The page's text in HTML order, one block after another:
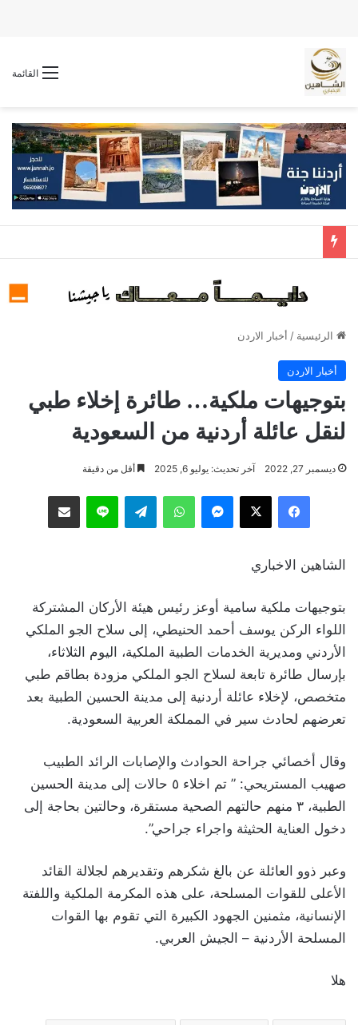
القائمة
الرئيسية / أخبار الاردن
أخبار الاردن
بتوجيهات ملكية… طائرة إخلاء طبي
لنقل عائلة أردنية من السعودية
ديسمبر 27, 2022 آخر تحديث: يوليو 6, 2025 أقل من دقيقة
فيسبوك ‫X ماسنجر واتساب تيلقرام لاين مشاركة عبر البريد
الشاهين الاخباري
بتوجيهات ملكية سامية أوعز رئيس هيئة الأركان المشتركة
اللواء الركن يوسف أحمد الحنيطي، إلى سلاح الجو الملكي
الأردني ومديرية الخدمات الطبية الملكية، اليوم الثلاثاء،
بإرسال طائرة تابعة لسلاح الجو الملكي مزودة بطاقم طبي
متخصص، لإخلاء عائلة أردنية إلى مدينة الحسين الطبية بعد
تعرضهم لحادث سير في المملكة العربية السعودية.
وقال أخصائي جراحة الحوادث والإصابات الرائد الطبيب
صهيب المستريحي: ” تم اخلاء ٥ حالات إلى مدينة الحسين
الطبية، ٣ منهم حالتهم الصحية مستقرة، وحالتين بحاجة إلى
دخول العناية الحثيثة واجراء جراحي”.
وعبر ذوو العائلة عن بالغ شكرهم وتقديرهم لجلالة القائد
الأعلى للقوات المسلحة، على هذه المكرمة الملكية واللفتة
الإنسانية، مثمنين الجهود الكبيرة التي تقوم بها القوات
المسلحة الأردنية – الجيش العربي.
هلا